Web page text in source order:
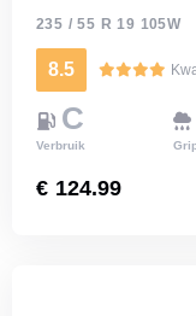
235 / 55 R 19 105W
8.5
C
Verbruik
€ 124.99